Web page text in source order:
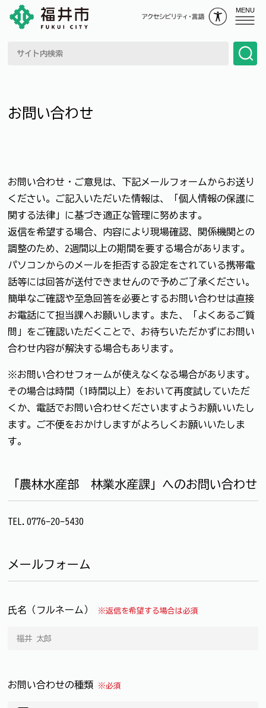
MENU
お問い合わせ
お問い合わせ・ご意見は、下記メールフォームからお送り
ください。ご記入いただいた情報は、「個人情報の保護に
関する法律」に基づき適正な管理に努めます。
返信を希望する場合、内容により現場確認、関係機関との
調整のため、2週間以上の期間を要する場合があります。
パソコンからのメールを拒否する設定をされている携帯電
話等には回答が送付できませんので予めご了承ください。
簡単なご確認や至急回答を必要とするお問い合わせは直接
お電話にて担当課へお願いします。また、「よくあるご質
問」をご確認いただくことで、お待ちいただかずにお問い
合わせ内容が解決する場合もあります。
※お問い合わせフォームが使えなくなる場合があります。
その場合は時間（1時間以上）をおいて再度試していただ
くか、電話でお問い合わせくださいますようお願いいたし
ます。ご不便をおかけしますがよろしくお願いいたしま
す。
「農林水産部 林業水産課」へのお問い合わせ
TEL.0776-20-5430
メールフォーム
氏名（フルネーム） ※返信を希望する場合は必須
お問い合わせの種類 ※必須